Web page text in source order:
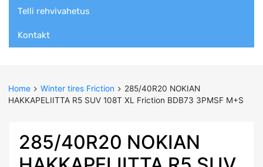
Telli rehvivahetus
Kontakt
Home Winter tires Friction
285/40R20 NOKIAN
HAKKAPELIITTA R5 SUV 108T XL Friction BDB73 3PMSF M+S
285/40R20 NOKIAN